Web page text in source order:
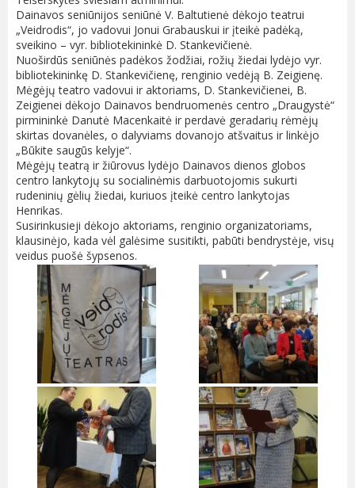
Dainavos seniūnijos seniūnė V. Baltutienė dėkojo teatrui
„Veidrodis“, jo vadovui Jonui Grabauskui ir įteikė padėką,
sveikino – vyr. bibliotekininkė D. Stankevičienė.
Nuoširdūs seniūnės padėkos žodžiai, rožių žiedai lydėjo vyr.
bibliotekininkę D. Stankevičienę, renginio vedėją B. Zeigienę.
Mėgėjų teatro vadovui ir aktoriams, D. Stankevičienei, B.
Zeigienei dėkojo Dainavos bendruomenės centro „Draugystė“
pirmininkė Danutė Macenkaitė ir perdavė geradarių rėmėjų
skirtas dovanėles, o dalyviams dovanojo atšvaitus ir linkėjo
„Būkite saugūs kelyje“.
Mėgėjų teatrą ir žiūrovus lydėjo Dainavos dienos globos
centro lankytojų su socialinėmis darbuotojomis sukurti
rudeninių gėlių žiedai, kuriuos įteikė centro lankytojas
Henrikas.
Susirinkusieji dėkojo aktoriams, renginio organizatoriams,
klausinėjo, kada vėl galėsime susitikti, pabūti bendrystėje, visų
veidus puošė šypsenos.